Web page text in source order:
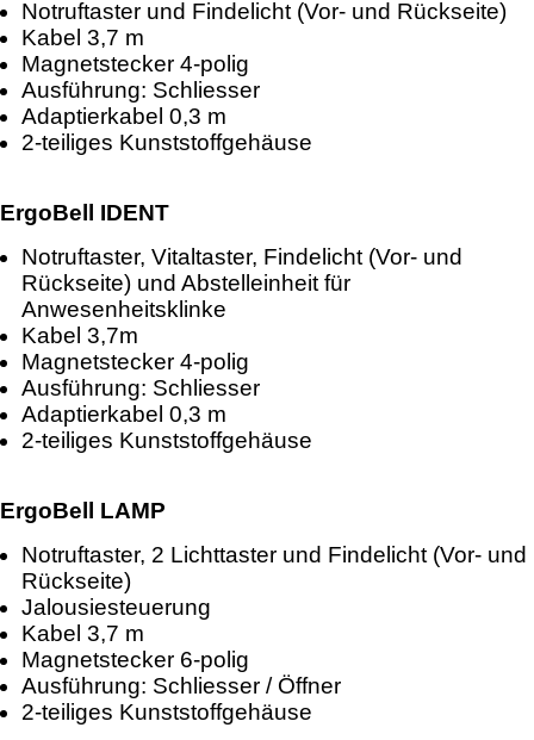
Notruftaster und Findelicht (Vor- und Rückseite)
Kabel 3,7 m
Magnetstecker 4-polig
Ausführung: Schliesser
Adaptierkabel 0,3 m
2-teiliges Kunststoffgehäuse
ErgoBell IDENT
Notruftaster, Vitaltaster, Findelicht (Vor- und
Rückseite) und Abstelleinheit für
Anwesenheitsklinke
Kabel 3,7m
Magnetstecker 4-polig
Ausführung: Schliesser
Adaptierkabel 0,3 m
2-teiliges Kunststoffgehäuse
ErgoBell LAMP
Notruftaster, 2 Lichttaster und Findelicht (Vor- und
Rückseite)
Jalousiesteuerung
Kabel 3,7 m
Magnetstecker 6-polig
Ausführung: Schliesser / Öffner
2-teiliges Kunststoffgehäuse